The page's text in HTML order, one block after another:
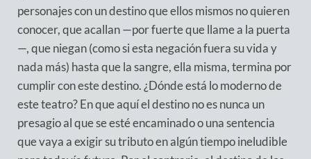
personajes con un destino que ellos mismos no quieren
conocer, que acallan —por fuerte que llame a la puerta
—, que niegan (como si esta negación fuera su vida y
nada más) hasta que la sangre, ella misma, termina por
cumplir con este destino. ¿Dónde está lo moderno de
este teatro? En que aquí el destino no es nunca un
presagio al que se esté encaminado o una sentencia
que vaya a exigir su tributo en algún tiempo ineludible